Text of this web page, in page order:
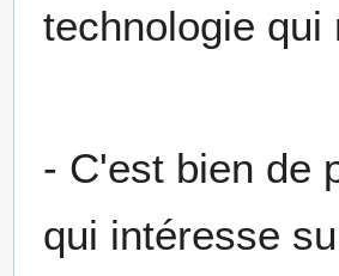
technologie qui
- C'est bien de
qui intéresse